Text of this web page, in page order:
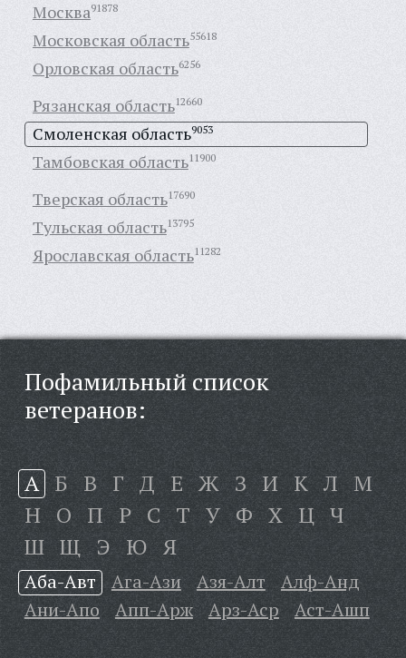
Москва91878
Московская область55618
Орловская область6256
Рязанская область12660
Смоленская область9053
Тамбовская область11900
Тверская область17690
Тульская область13795
Ярославская область11282
Пофамильный список
ветеранов:
А Б В Г Д Е Ж З И К Л М
Н О П Р С Т У Ф Х Ц Ч
Ш Щ Э Ю Я
Аба-Авт Ага-Ази Азя-Алт
Алф-Анд
Ани-Апо
Апп-Арж Арз-Аср Аст-Ашп